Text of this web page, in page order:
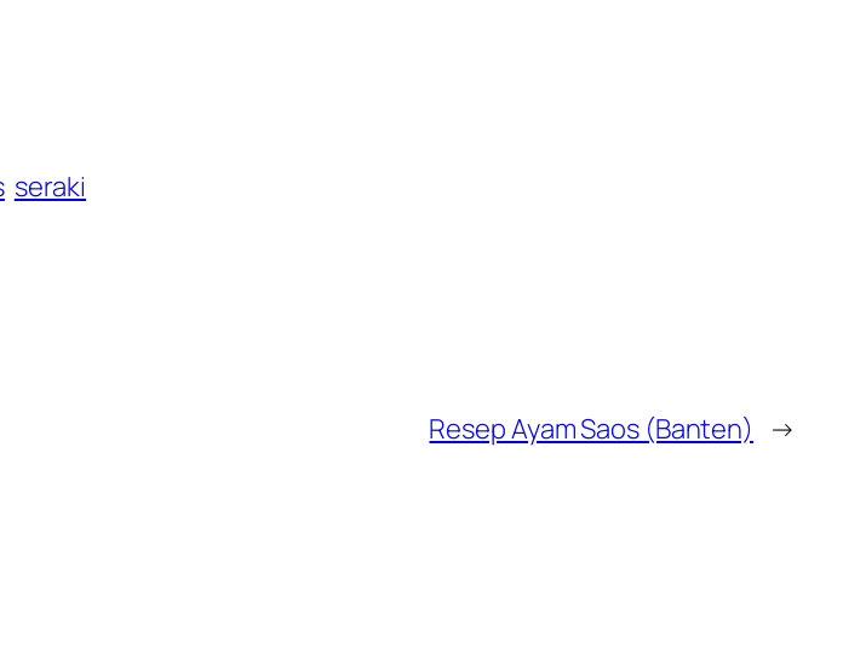
seraki
Resep Ayam Saos (Banten) →